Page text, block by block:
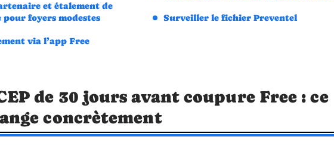
et étalement de
pour foyers modestes
via l’app Free
Surveiller le fichier Preventel
de 30 jours avant coupure Free : ce
concrètement